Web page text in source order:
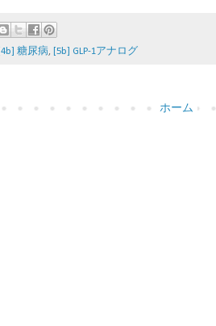
[4b] 糖尿病, [5b] GLP-1アナログ
ホーム